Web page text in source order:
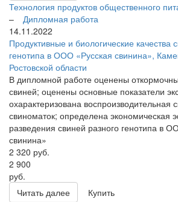
Технология продуктов общественного
–
Дипломная работа
14.11.2022
Продуктивные и биологические качества
генотипа в ООО «Русская свинина»,
Ростовской области
В дипломной работе оценены
свиней; оценены основные показатели
охарактеризована воспроизводительная
свиноматок; определена экономическая
разведения свиней разного генотипа в
свинина»
2 320 руб.
2 900
руб.
Читать далее
Купить